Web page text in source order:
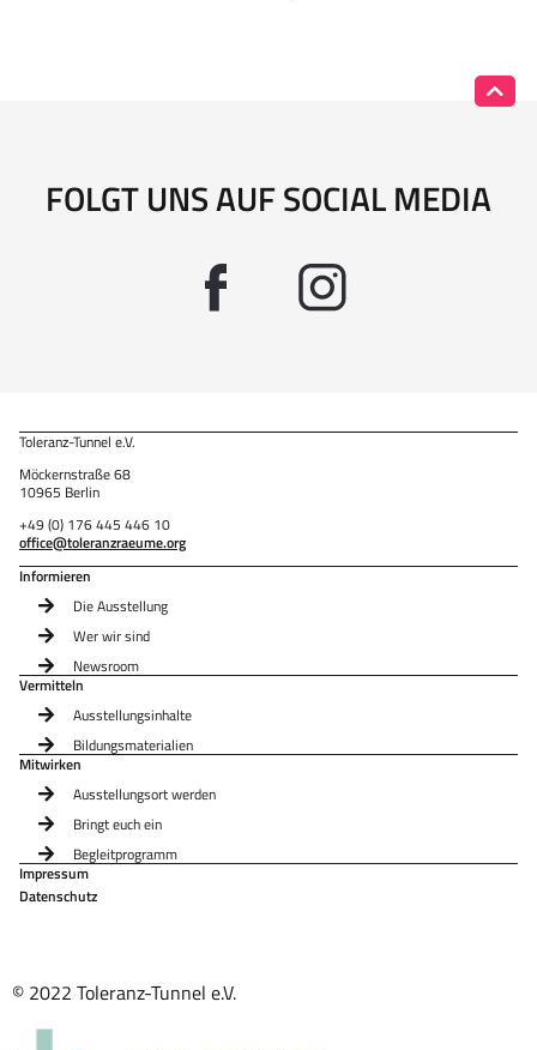
FOLGT UNS AUF SOCIAL MEDIA
Toleranz-Tunnel e.V.
Möckernstraße 68
10965 Berlin
+49 (0) 176 445 446 10
office@toleranzraeume.org
Informieren
Die Ausstellung
Wer wir sind
Newsroom
Vermitteln
Ausstellungsinhalte
Bildungsmaterialien
Mitwirken
Ausstellungsort werden
Bringt euch ein
Begleitprogramm
Impressum
Datenschutz
© 2022 Toleranz-Tunnel e.V.